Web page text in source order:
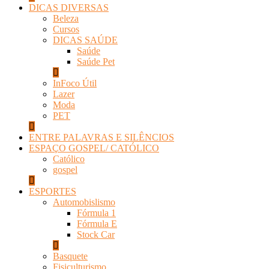
DICAS DIVERSAS
Beleza
Cursos
DICAS SAÚDE
Saúde
Saúde Pet
InFoco Útil
Lazer
Moda
PET
ENTRE PALAVRAS E SILÊNCIOS
ESPAÇO GOSPEL/ CATÓLICO
Católico
gospel
ESPORTES
Automobislismo
Fórmula 1
Fórmula E
Stock Car
Basquete
Fisiculturismo